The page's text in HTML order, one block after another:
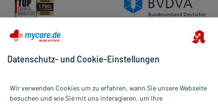
Datenschutz- und Cookie-Einstellungen
Wir verwenden Cookies um zu erfahren, wann Sie unsere Webseite
besuchen und wie Sie mit uns interagieren, um Ihre